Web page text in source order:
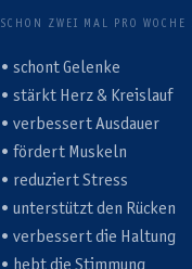
SCHON ZWEI MAL PRO
• schont Gelenke
• stärkt Herz & Kreislauf
• verbessert Ausdauer
• fördert Muskeln
• reduziert Stress
• unterstützt den Rücken
• verbessert die Haltung